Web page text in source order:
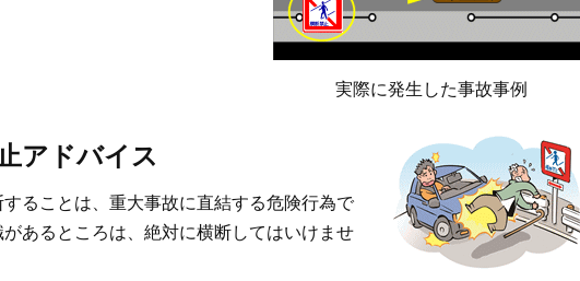
実際に発生した事故事例
アドバイス
ることは、重大事故に直結する危険行為で
あるところは、絶対に横断してはいけませ